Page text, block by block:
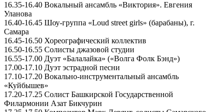
16.35-16.40 Вокальный ансамбль «Виктория». Евгения
Уланова
16.40-16.45 Шоу-группа «Loud street girls» (барабаны), г.
Самара
16.45-16.50 Хореографический коллектив
16.50-16.55 Солисты джазовой студии
16.55-17.00 Дуэт «Балалайка» («Волга Фолк Бэнд»)
17.00-17.10 Дуэт эстрадной песни
17.10-17.20 Вокально-инструментальный ансамбль
«Куйбышев»
17.20-17.25 Солист Башкирской Государственной
Филармонии Азат Бикчурин